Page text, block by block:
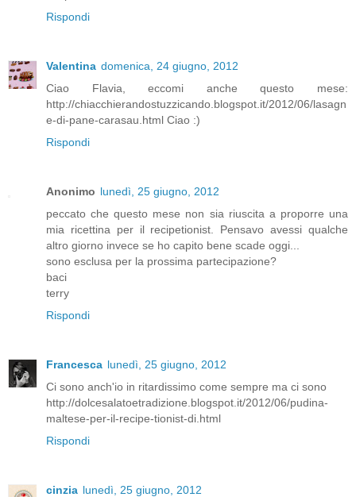
Rispondi
Valentina domenica, 24 giugno, 2012
Ciao Flavia, eccomi anche questo mese:
http://chiacchierandostuzzicando.blogspot.it/2012/06/lasagn
e-di-pane-carasau.html Ciao :)
Rispondi
Anonimo lunedì, 25 giugno, 2012
peccato che questo mese non sia riuscita a proporre una
mia ricettina per il recipetionist. Pensavo avessi qualche
altro giorno invece se ho capito bene scade oggi...
sono esclusa per la prossima partecipazione?
baci
terry
Rispondi
Francesca lunedì, 25 giugno, 2012
Ci sono anch'io in ritardissimo come sempre ma ci sono
http://dolcesalatoetradizione.blogspot.it/2012/06/pudina-
maltese-per-il-recipe-tionist-di.html
Rispondi
cinzia lunedì, 25 giugno, 2012